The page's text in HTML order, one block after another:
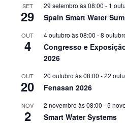
SET
29
29 setembro às 08:00 - 1
Spain Smart Water
OUT
4
4 outubro às 08:00 -8
Congresso e
2026
OUT
20
20 outubro às 08:00 -22
Fenasan 2026
NOV
2
2 novembro às 08:00 -5
Smart Water Systems